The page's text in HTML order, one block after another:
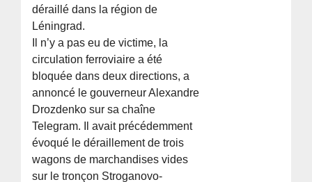
déraillé dans la région de
Léningrad.
Il n’y a pas eu de victime, la
circulation ferroviaire a été
bloquée dans deux directions, a
annoncé le gouverneur Alexandre
Drozdenko sur sa chaîne
Telegram. Il avait précédemment
évoqué le déraillement de trois
wagons de marchandises vides
sur le tronçon Stroganovo-